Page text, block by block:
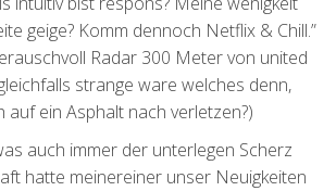
geige? Komm dennoch Netflix & Chill.”
Radar 300 Meter von united
strange ware welches denn,
auf ein Asphalt nach verletzen?)
auch immer der unterlegen Scherz
hatte meinereiner unser Neuigkeiten